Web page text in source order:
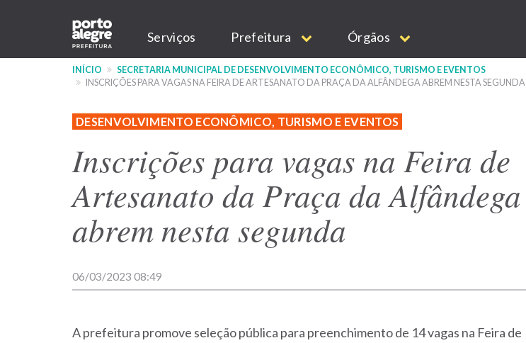
conteúdo
Main
navigation
Serviços Prefeitura Órgãos
INÍCIO
SECRETARIA MUNICIPAL DE DESENVOLVIMENTO ECONÔMICO, TURISMO E EVENTOS
INSCRIÇÕES PARA VAGAS NA FEIRA DE ARTESANATO DA PRAÇA DA ALFÂNDEGA ABREM NESTA SEGUNDA
DESENVOLVIMENTO ECONÔMICO, TURISMO E EVENTOS
Inscrições para vagas na Feira de
Artesanato da Praça da Alfândega
abrem nesta segunda
06/03/2023 08:49
A prefeitura promove seleção pública para preenchimento de 14 vagas na Feira de